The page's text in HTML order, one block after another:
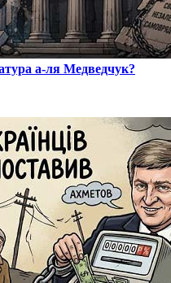
а-ля Медведчук?